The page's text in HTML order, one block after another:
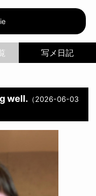
| 波多野
写メ日記
well. （2026-06-03